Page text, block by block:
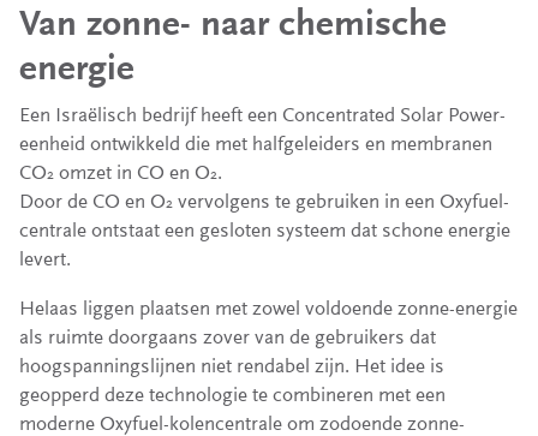
Van zonne- naar chemische
energie
Een Israëlisch bedrijf heeft een Concentrated Solar Power-
eenheid ontwikkeld die met halfgeleiders en membranen
CO2 omzet in CO en O2.
Door de CO en O2 vervolgens te gebruiken in een Oxyfuel-
centrale ontstaat een gesloten systeem dat schone energie
levert.
Helaas liggen plaatsen met zowel voldoende zonne-energie
als ruimte doorgaans zover van de gebruikers dat
hoogspanningslijnen niet rendabel zijn. Het idee is
geopperd deze technologie te combineren met een
moderne Oxyfuel-kolencentrale om zodoende zonne-